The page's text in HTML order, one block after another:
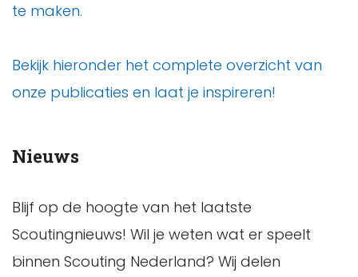
te maken.
Bekijk hieronder het complete overzicht van
onze publicaties en laat je inspireren!
Nieuws
Blijf op de hoogte van het laatste
Scoutingnieuws! Wil je weten wat er speelt
binnen Scouting Nederland? Wij delen